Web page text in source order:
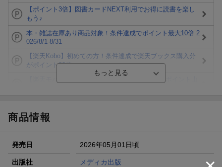
【ポイント3倍】図書カードNEXT利用でお得に読書を楽し
もう♪
本・雑誌在庫あり商品対象！条件達成でポイント最大10倍 2
026/8/1-8/31
【楽天Kobo】初めての方！条件達成で楽天ブックス購入分
がポイント20倍
ト山分け
エントリー＆3,000円以上購入で無料データSIM（3GB/月プ
ラン）が当たる！
商品情報
発売日 2026年05月01日頃
出版社 メディカ出版